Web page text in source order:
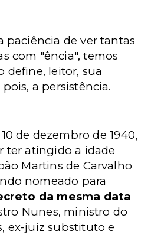
paciência de ver tantas
com "ência", temos
define, leitor, sua
a persistência.
de dezembro de 1940,
ter atingido a idade
Martins de Carvalho
nomeado para
da mesma data
Nunes, ministro do
ex-juiz substituto e